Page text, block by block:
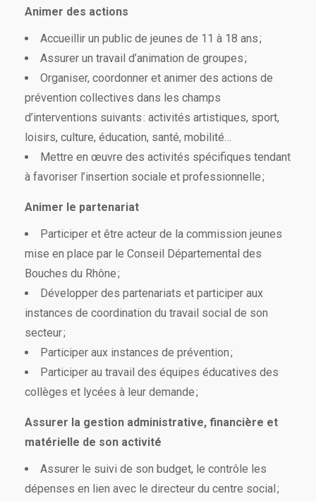
Animer des actions
Accueillir un public de jeunes de 11 à 18 ans ;
Assurer un travail d’animation de groupes ;
Organiser, coordonner et animer des actions de
prévention collectives dans les champs
d’interventions suivants : activités artistiques, sport,
loisirs, culture, éducation, santé, mobilité…
Mettre en œuvre des activités spécifiques tendant
à favoriser l’insertion sociale et professionnelle ;
Animer le partenariat
Participer et être acteur de la commission jeunes
mise en place par le Conseil Départemental des
Bouches du Rhône ;
Développer des partenariats et participer aux
instances de coordination du travail social de son
secteur ;
Participer aux instances de prévention ;
Participer au travail des équipes éducatives des
collèges et lycées à leur demande ;
Assurer la gestion administrative, financière et
matérielle de son activité
Assurer le suivi de son budget, le contrôle les
dépenses en lien avec le directeur du centre social ;